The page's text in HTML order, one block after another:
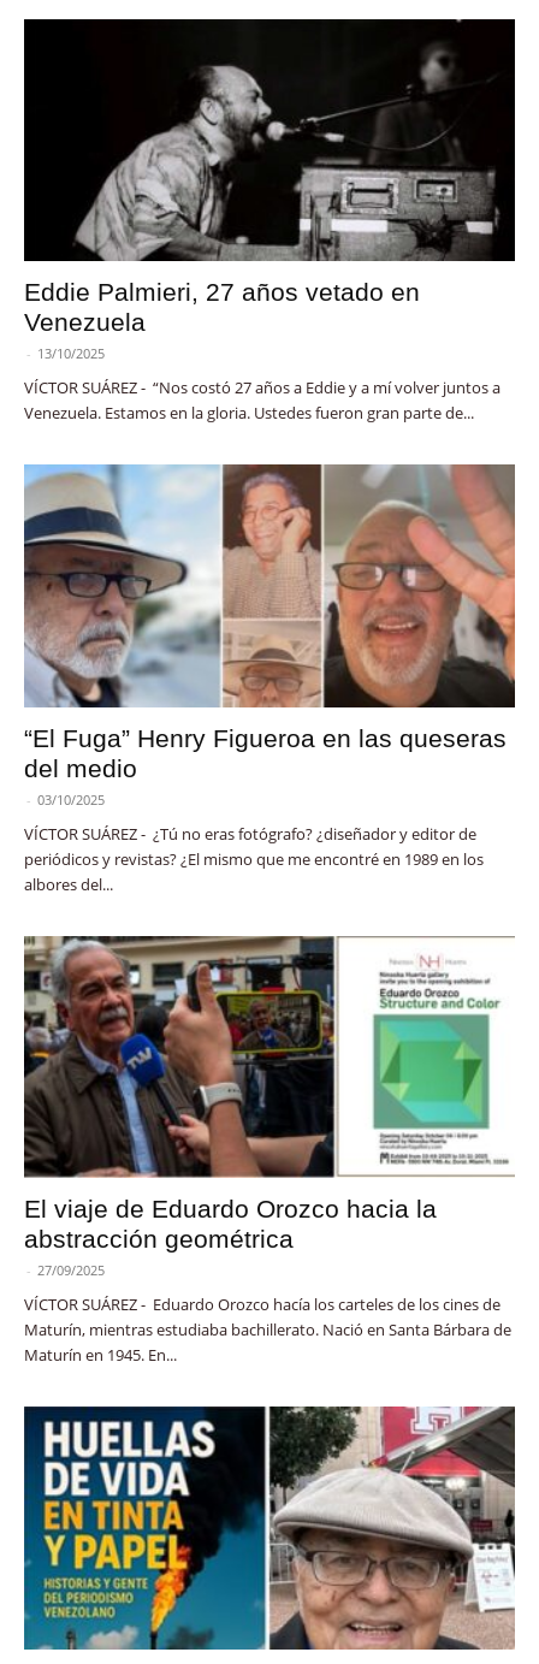
Eddie Palmieri, 27 años vetado en
Venezuela
- 13/10/2025
VÍCTOR SUÁREZ - “Nos costó 27 años a Eddie y a mí volver juntos a
Venezuela. Estamos en la gloria. Ustedes fueron gran parte de...
“El Fuga” Henry Figueroa en las queseras
del medio
- 03/10/2025
VÍCTOR SUÁREZ - ¿Tú no eras fotógrafo? ¿diseñador y editor de
periódicos y revistas? ¿El mismo que me encontré en 1989 en los
albores del...
El viaje de Eduardo Orozco hacia la
abstracción geométrica
- 27/09/2025
VÍCTOR SUÁREZ - Eduardo Orozco hacía los carteles de los cines de
Maturín, mientras estudiaba bachillerato. Nació en Santa Bárbara de
Maturín en 1945. En...